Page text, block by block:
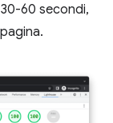
60 secondi,